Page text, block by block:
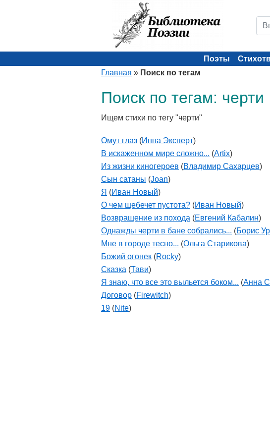
Поэты
Главная » Поиск по тегам
Поиск по тегам: черти
Ищем стихи по тегу "черти"
Омут глаз (Инна Эксперт)
В искаженном мире сложно... (Artix)
Из жизни киногероев (Владимир Сахарцев)
Сын сатаны (Joan)
Я (Иван Новый)
О чем щебечет пустота? (Иван Новый)
Возвращение из похода (Евгений Кабалин)
Однажды черти в бане собрались... (Борис
Мне в городе тесно... (Ольга Старикова)
Божий огонек (Rocky)
Сказка (Тави)
Я знаю, что все это выльется боком... (Анна
Договор (Firewitch)
19 (Nite)